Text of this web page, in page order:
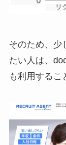
そのため、少
たい人は、
も利用するこ